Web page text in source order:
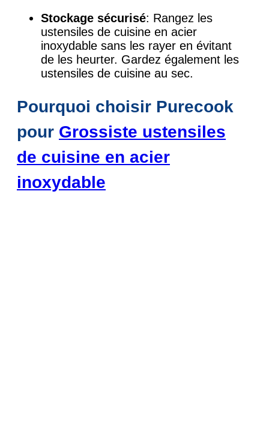
Stockage sécurisé: Rangez les
ustensiles de cuisine en acier
inoxydable sans les rayer en évitant
de les heurter. Gardez également les
ustensiles de cuisine au sec.
Pourquoi choisir Purecook
pour Grossiste ustensiles
de cuisine en acier
inoxydable